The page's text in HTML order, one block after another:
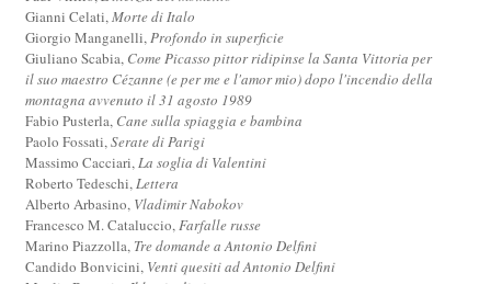
Gianni Celati,Morte di Italo
Giorgio Manganelli,Profondo in superficie
Giuliano Scabia, Come Picasso pittor ridipinse la Santa Vittoria per
il suo maestro Cézanne (e per me e l'amor mio) dopo l'incendio della
montagna avvenuto il 31 agosto 1989
Fabio Pusterla, Cane sulla spiaggia e bambina
Paolo Fossati,Serate di Parigi
Massimo Cacciari,La soglia di Valentini
Roberto Tedeschi,Lettera
Alberto Arbasino, Vladimir Nabokov
Francesco M. Cataluccio,Farfalle russe
Marino Piazzolla, Tre domande a Antonio Delfini
Candido Bonvicini, Venti quesiti ad Antonio Delfini